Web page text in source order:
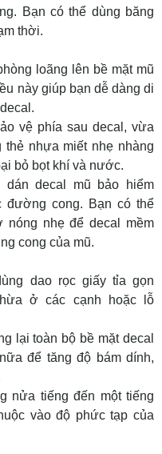
Bạn có thể dùng băng
thời.
loãng lên bề mặt mũ
này giúp bạn dễ dàng di
vệ phía sau decal, vừa
thẻ nhựa miết nhẹ nhàng
bỏ bọt khí và nước.
dán decal mũ bảo hiểm
đường cong. Bạn có thể
nóng nhẹ để decal mềm
cong của mũ.
dao rọc giấy tỉa gọn
ở các cạnh hoặc lỗ
lại toàn bộ bề mặt decal
để tăng độ bám dính,
nửa tiếng đến một tiếng
vào độ phức tạp của